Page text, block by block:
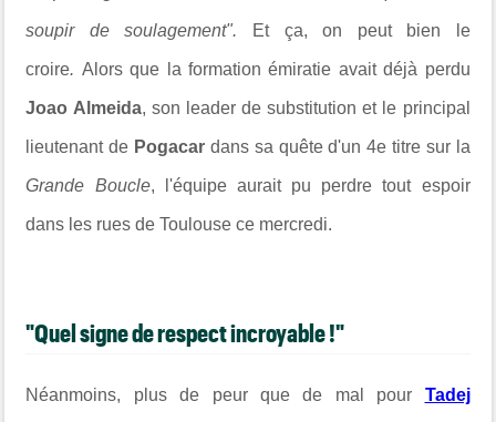
soupir de soulagement". Et ça, on peut bien le
croire. Alors que la formation émiratie avait déjà perdu
Joao Almeida, son leader de substitution et le principal
lieutenant de Pogacar dans sa quête d'un 4e titre sur la
Grande Boucle, l'équipe aurait pu perdre tout espoir
dans les rues de Toulouse ce mercredi.
"Quel signe de respect incroyable !"
Néanmoins, plus de peur que de mal pour Tadej